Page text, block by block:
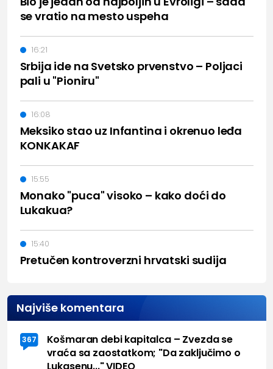
se vratio na mesto uspeha
Srbija ide na Svetsko prvenstvo – Poljaci
pali u "Pioniru"
16:21
Meksiko stao uz Infantina i okrenuo leđa
KONKAKAF
16:08
Monako "puca" visoko – kako doći do
Lukakua?
15:55
Pretučen kontroverzni hrvatski sudija
15:40
Najviše komentara
367
Košmaran debi kapitalca – Zvezda se
vraća sa zaostatkom; "Da zaključimo o